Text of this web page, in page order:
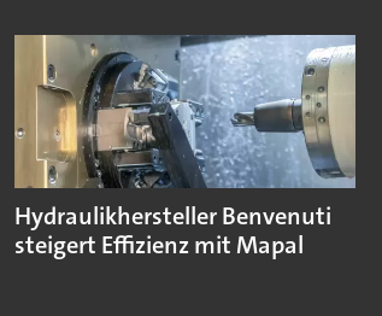
Hydraulikhersteller Benvenuti
steigert Effizienz mit Mapal